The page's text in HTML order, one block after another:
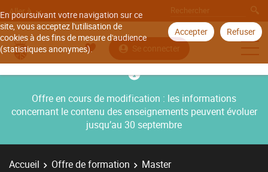
En poursuivant votre navigation sur ce
site, vous acceptez l'utilisation de
cookies à des fins de mesure d'audience
(statistiques anonymes).
Accepter Refuser
Aller à
Se connecter
Offre en cours de modification : les informations
concernant le contenu des enseignements peuvent évoluer
jusqu’au 30 septembre
Accueil Offre de formation
Master